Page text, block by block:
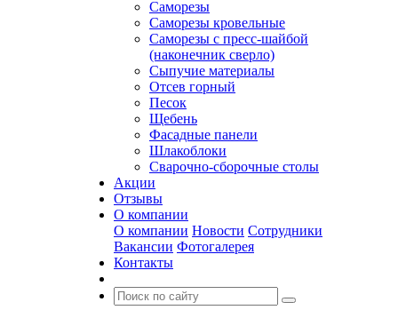
Саморезы
Саморезы кровельные
Саморезы с пресс-шайбой
(наконечник сверло)
Сыпучие материалы
Отсев горный
Песок
Щебень
Фасадные панели
Шлакоблоки
Сварочно-сборочные столы
Акции
Отзывы
О компании
О компании Новости Сотрудники
Вакансии Фотогалерея
Контакты